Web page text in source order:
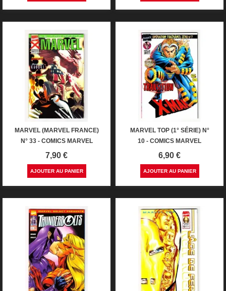
MARVEL (MARVEL FRANCE)
N° 33 - COMICS MARVEL
Prix
7,90 €
AJOUTER AU PANIER
MARVEL TOP (1° SÉRIE) N°
10 - COMICS MARVEL
Prix
6,90 €
AJOUTER AU PANIER